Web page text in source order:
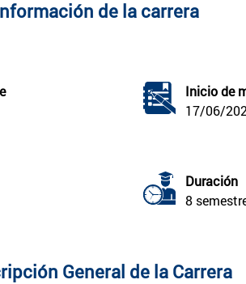
de la carrera
Inicio de
17/06/
Duración
8
General de la Carrera